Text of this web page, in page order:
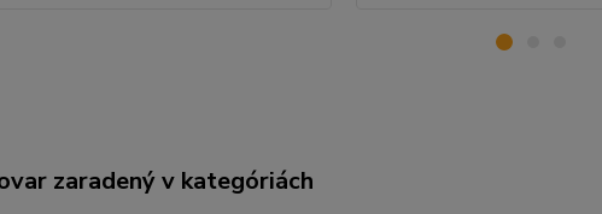
zaradený v kategóriách